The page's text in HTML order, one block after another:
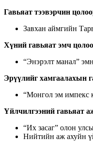
Гавьяат тээвэрчин
Завхан аймгийн
Хүний гавьяат эмч
“Энэрэлт манал”
Эрүүлийг хамгаалахын
“Монгол эм импекс
Үйлчилгээний гавьяат
“Их засаг” олон
Нийтийн аж ахуйн